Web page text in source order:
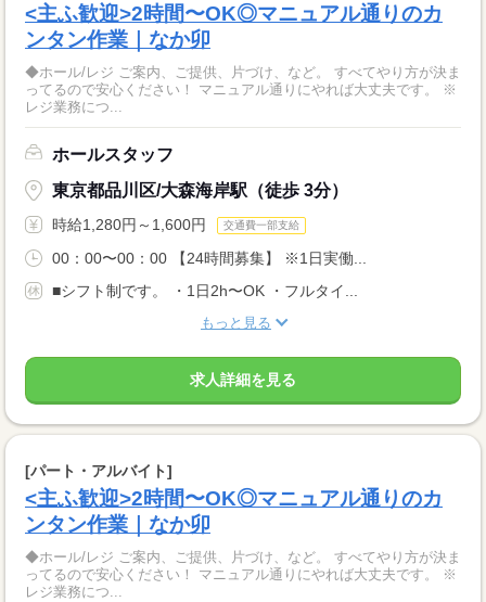
<主ふ歓迎>2時間〜OK◎マニュアル通りのカ
ンタン作業｜なか卯
◆ホール/レジ ご案内、ご提供、片づけ、など。 すべてやり方が決ま
ってるので安心ください！ マニュアル通りにやれば大丈夫です。 ※
レジ業務につ...
ホールスタッフ
東京都品川区/大森海岸駅（徒歩 3分）
時給1,280円～1,600円 交通費一部支給
00：00〜00：00 【24時間募集】 ※1日実働...
■シフト制です。 ・1日2h〜OK ・フルタイ...
もっと見る
求人詳細を見る
[パート・アルバイト]
<主ふ歓迎>2時間〜OK◎マニュアル通りのカ
ンタン作業｜なか卯
◆ホール/レジ ご案内、ご提供、片づけ、など。 すべてやり方が決ま
ってるので安心ください！ マニュアル通りにやれば大丈夫です。 ※
レジ業務につ...